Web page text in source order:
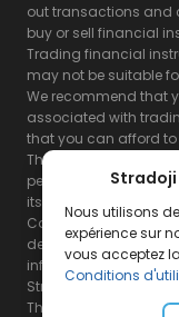
Nous utilisons
expérience sur
vous acceptez la
Conditions
out transactions and
buy or sell financial
Trading financial
may not be suitable
We recommend that
associated with
that you can afford to
The Stradoji site does
performance of
its site and its servers.
Consequently, the
decline all
information and the
Stradoji Services are
The full legal notices